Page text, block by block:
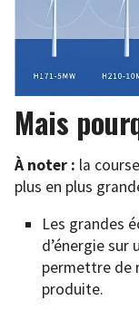
Mais
À noter : la
plus en plus
Les grandes
d’énergie sur
permettre de
produite.